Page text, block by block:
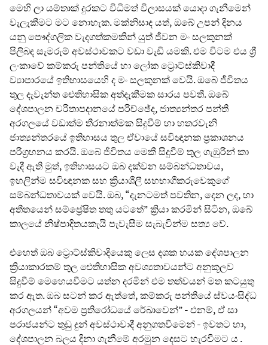
මෙහි ලා යම්තාක් දුරකට විධිමත් විලාසයක් යොදා ගැනීමෙන්
වැලැකීමට මට නොහැක. මක්නිසාද යත්, ඔබේ උපන් දිනය
යනු පෞද්ගලික වැදගත්කමකින් යුත් ජීවන මං සලකුනක්
පිලිබඳ සැමරුම් අවස්ථාවකට වඩා වැඩි යමකි. එම විටම එය ශ්‍රී
ලංකාවේ කම්කරු පන්තියේ හා ලෝක ට්‍රොට්ස්කිවාදී
ව්‍යාපාරයේ ඉතිහාසයෙහි ද මං සලකුනක් වෙයි. ඔබේ ජීවිතය
තුල දැවැන්ත ඓතිහාසික අත්දැකීමක සාරය පවතී. ඔබේ
දේශපාලන චරිතාපදානයේ පරිච්ඡේද, ජාත්‍යන්තර පන්ති
අරගලයේ වඩාත්ම තීරනාත්මක සිදුවීම් හා හතරවැනි
ජාත්‍යන්තරයේ ඉතිහාසය තුල ඒවායේ සවිඥානක ප්‍රකාශනය
පරිග්‍රහනය කරයි. ඔබේ ජීවිතය මෙකී සිදුවීම් තුල ගැඹුරින් කා
වැදී ඇති මුත්, ඉතිහාසයට ඔබ දක්වන සම්බන්ධතාවය,
ඉහලින්ම සවිඥානක සහ ක්‍රියාශීලී සහභාගීකරුවෙකුගේ
සම්බන්ධතාවයක් වෙයි. ඔබ, “දැනටමත් පවතින, දෙන ලද, හා
අතීතයෙන් සම්ප්‍රේෂිත තතු යටතේ” ක්‍රියා කරමින් සිටින, ඔබේ
කාලයේ නිෂ්පාදිතයකැයි පැවැසීම සැබැවින්ම සත්‍ය වේ.
එහෙත් ඔබ ට්‍රොට්ස්කිවාදියෙකු ලෙස දශක හයක දේශපාලන
ක්‍රියාකාරකම් තුල ඓතිහාසික අවශ්‍යතාවයන්ට අනුකූලව
සිදුවීම් මෙහෙයවීමට යත්න දරමින් එම තත්වයන් මත කටයුතු
කර ඇත. ඔබ සටන් කර ඇත්තේ, කම්කරු පන්තියේ ස්වයංසිද්ධ
අරගලයන් “අවම ප්‍රතිරෝධයේ රේඛාවෙන්” - එනම්, ඒ සා
පරාජයන්ට තුඩු දුන් අවස්ථාවාදී අනුගතවීමෙන් - ඉවතට හා,
දේශපාලන බලය දිනා ගැනීමේ අරමුන දෙසට හැරවීමට ය .